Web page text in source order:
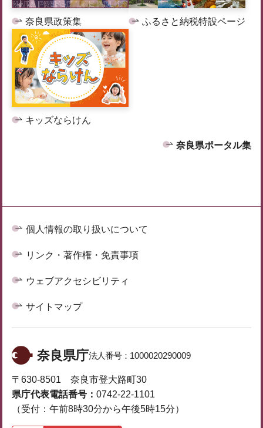
奈良県政策集 ふるさと納税特設ページ
キッズならけん
奈良県ポータル集
個人情報の取り扱いについて
リンク・著作権・免責事項
ウェブアクセシビリティ
サイトマップ
奈良県庁法人番号： 1000020290009
〒630-8501 奈良市登大路町30
県庁代表電話番号： 0742-22-1101
（受付：午前8時30分から午後5時15分）